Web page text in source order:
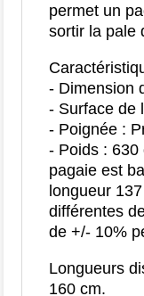
permet un
sortir la pale
- Dimension
- Surface de
- Poignée :
- Poids : 630
pagaie est
longueur
différentes
de +/- 10%
Longueurs
160 cm.